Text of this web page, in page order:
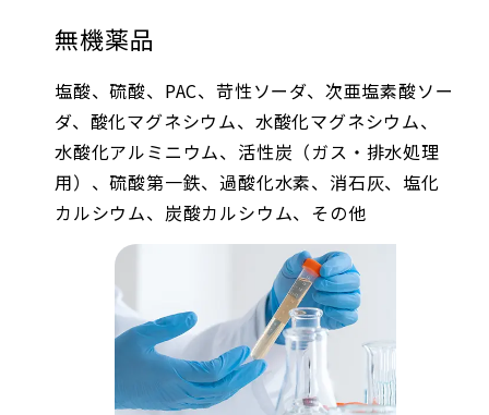
無機薬品
塩酸、硫酸、PAC、苛性ソーダ、次亜塩素酸ソー
ダ、酸化マグネシウム、水酸化マグネシウム、
水酸化アルミニウム、活性炭（ガス・排水処理
用）、硫酸第一鉄、過酸化水素、消石灰、塩化
カルシウム、炭酸カルシウム、その他